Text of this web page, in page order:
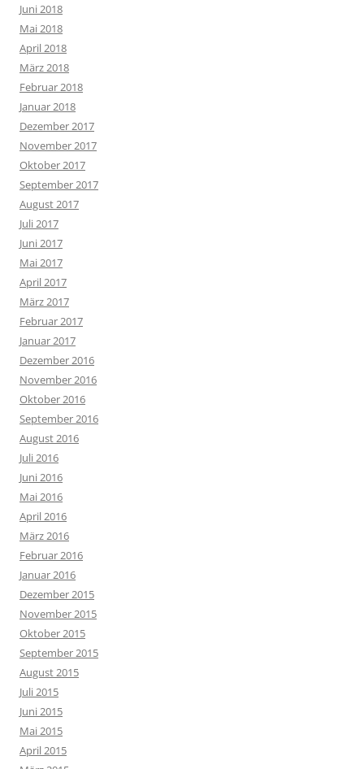
Juni 2018
Mai 2018
April 2018
März 2018
Februar 2018
Januar 2018
Dezember 2017
November 2017
Oktober 2017
September 2017
August 2017
Juli 2017
Juni 2017
Mai 2017
April 2017
März 2017
Februar 2017
Januar 2017
Dezember 2016
November 2016
Oktober 2016
September 2016
August 2016
Juli 2016
Juni 2016
Mai 2016
April 2016
März 2016
Februar 2016
Januar 2016
Dezember 2015
November 2015
Oktober 2015
September 2015
August 2015
Juli 2015
Juni 2015
Mai 2015
April 2015